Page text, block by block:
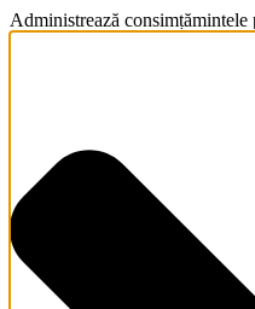
Administrează